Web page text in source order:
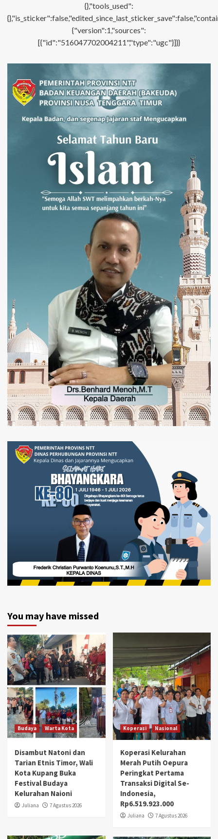
{},"tools_used":
{"version":1,"sources":
[{"id":"516047702004211","type":"ugc"}]}}
You may have missed
Budaya Warta Kota
Disambut Natoni dan
Tarian Etnis Timor, Wali
Kota Kupang Buka
Festival Budaya
Kelurahan Naioni
Juliana 7 Agustus 2026
Koperasi Nasional
Koperasi Kelurahan
Merah Putih Oepura
Peringkat Pertama
Transaksi Digital Se-
Indonesia,
Rp6.519.923.000
Juliana 7 Agustus 2026